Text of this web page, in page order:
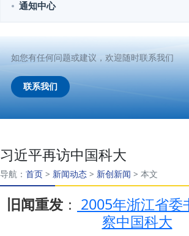
通知中心
如您有任何问题或建议，欢迎随时联系我们
联系我们
习近平再访中国科大
导航： 首页 > 新闻动态 > 新创新闻 > 本文
旧闻重发 ： 2005年浙江省委
察中国科大